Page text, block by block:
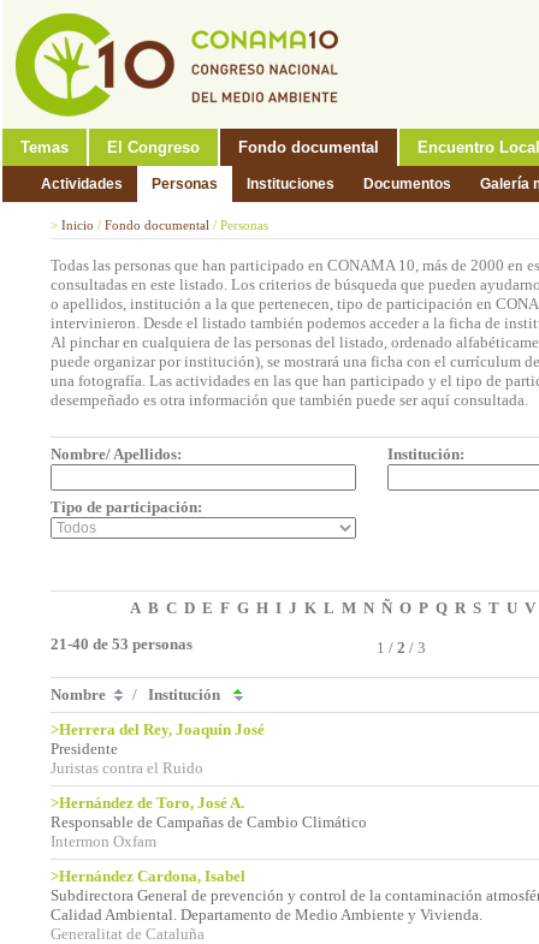
Temas El Congreso Fondo documental Encuentro Local
Actividades Personas Instituciones Documentos Galería
> Inicio / Fondo documental / Personas
Todas las personas que han participado en CONAMA 10, más de 2000 en
consultadas en este listado. Los criterios de búsqueda que pueden
o apellidos, institución a la que pertenecen, tipo de participación en
intervinieron. Desde el listado también podemos acceder a la ficha de
Al pinchar en cualquiera de las personas del listado, ordenado
puede organizar por institución), se mostrará una ficha con el currículum
una fotografía. Las actividades en las que han participado y el tipo de
desempeñado es otra información que también puede ser aquí consultada.
Nombre/ Apellidos: Institución:
Tipo de participación:
A B C D E F G H I J K L M N Ñ O P Q R S T U V
21-40 de 53 personas
1 / 2 / 3
Nombre / Institución
>Herrera del Rey, Joaquín José
Presidente
Juristas contra el Ruido
>Hernández de Toro, José A.
Responsable de Campañas de Cambio Climático
Intermon Oxfam
>Hernández Cardona, Isabel
Subdirectora General de prevención y control de la contaminación
Calidad Ambiental. Departamento de Medio Ambiente y Vivienda.
Generalitat de Cataluña